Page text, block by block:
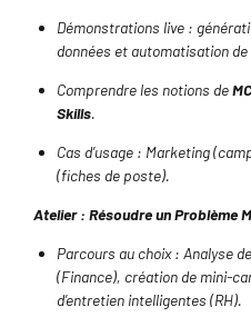
Démonstrations live :
données et automatisation
Comprendre les notions de
Skills.
Cas d’usage : Marketing
(fiches de poste).
Atelier : Résoudre un Problème
Parcours au choix : Analyse
(Finance), création de mini-
d’entretien intelligentes (RH).